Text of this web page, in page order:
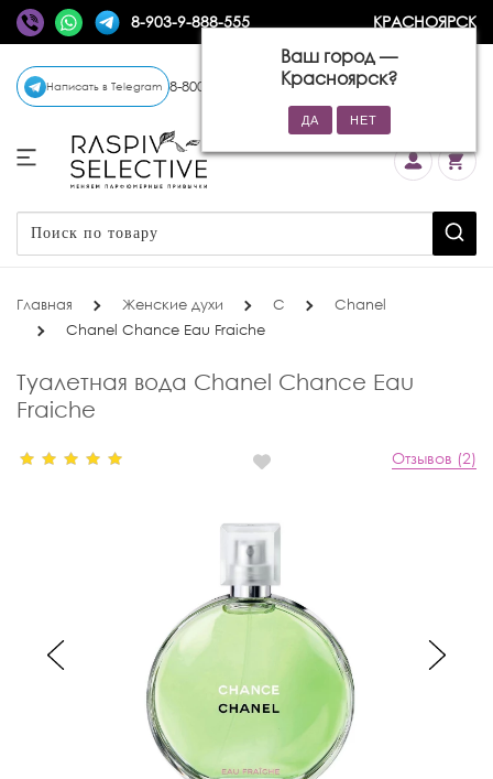
8-903-9-888-555 КРАСНОЯРСК
Ваш город —
Красноярск?
Написать в Telegram 8-800-770-72-34 (бесплатно)
Главная Женские духи C
Chanel
Chanel Chance Eau Fraiche
Туалетная вода Chanel Chance Eau
Fraiche
Отзывов (2)